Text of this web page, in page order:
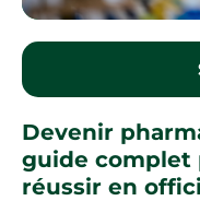
Devenir
guide complet
réussir en